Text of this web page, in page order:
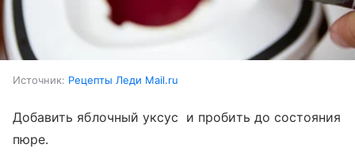
Источник: Рецепты Леди Mail.ru
Добавить яблочный уксус и пробить до состояния
пюре.